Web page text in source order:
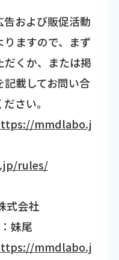
および販促活動
ますので、まず
だくか、または掲
載してお問い合
さい。
mmdlabo.j
rules/
式会社
妹尾
mmdlabo.j